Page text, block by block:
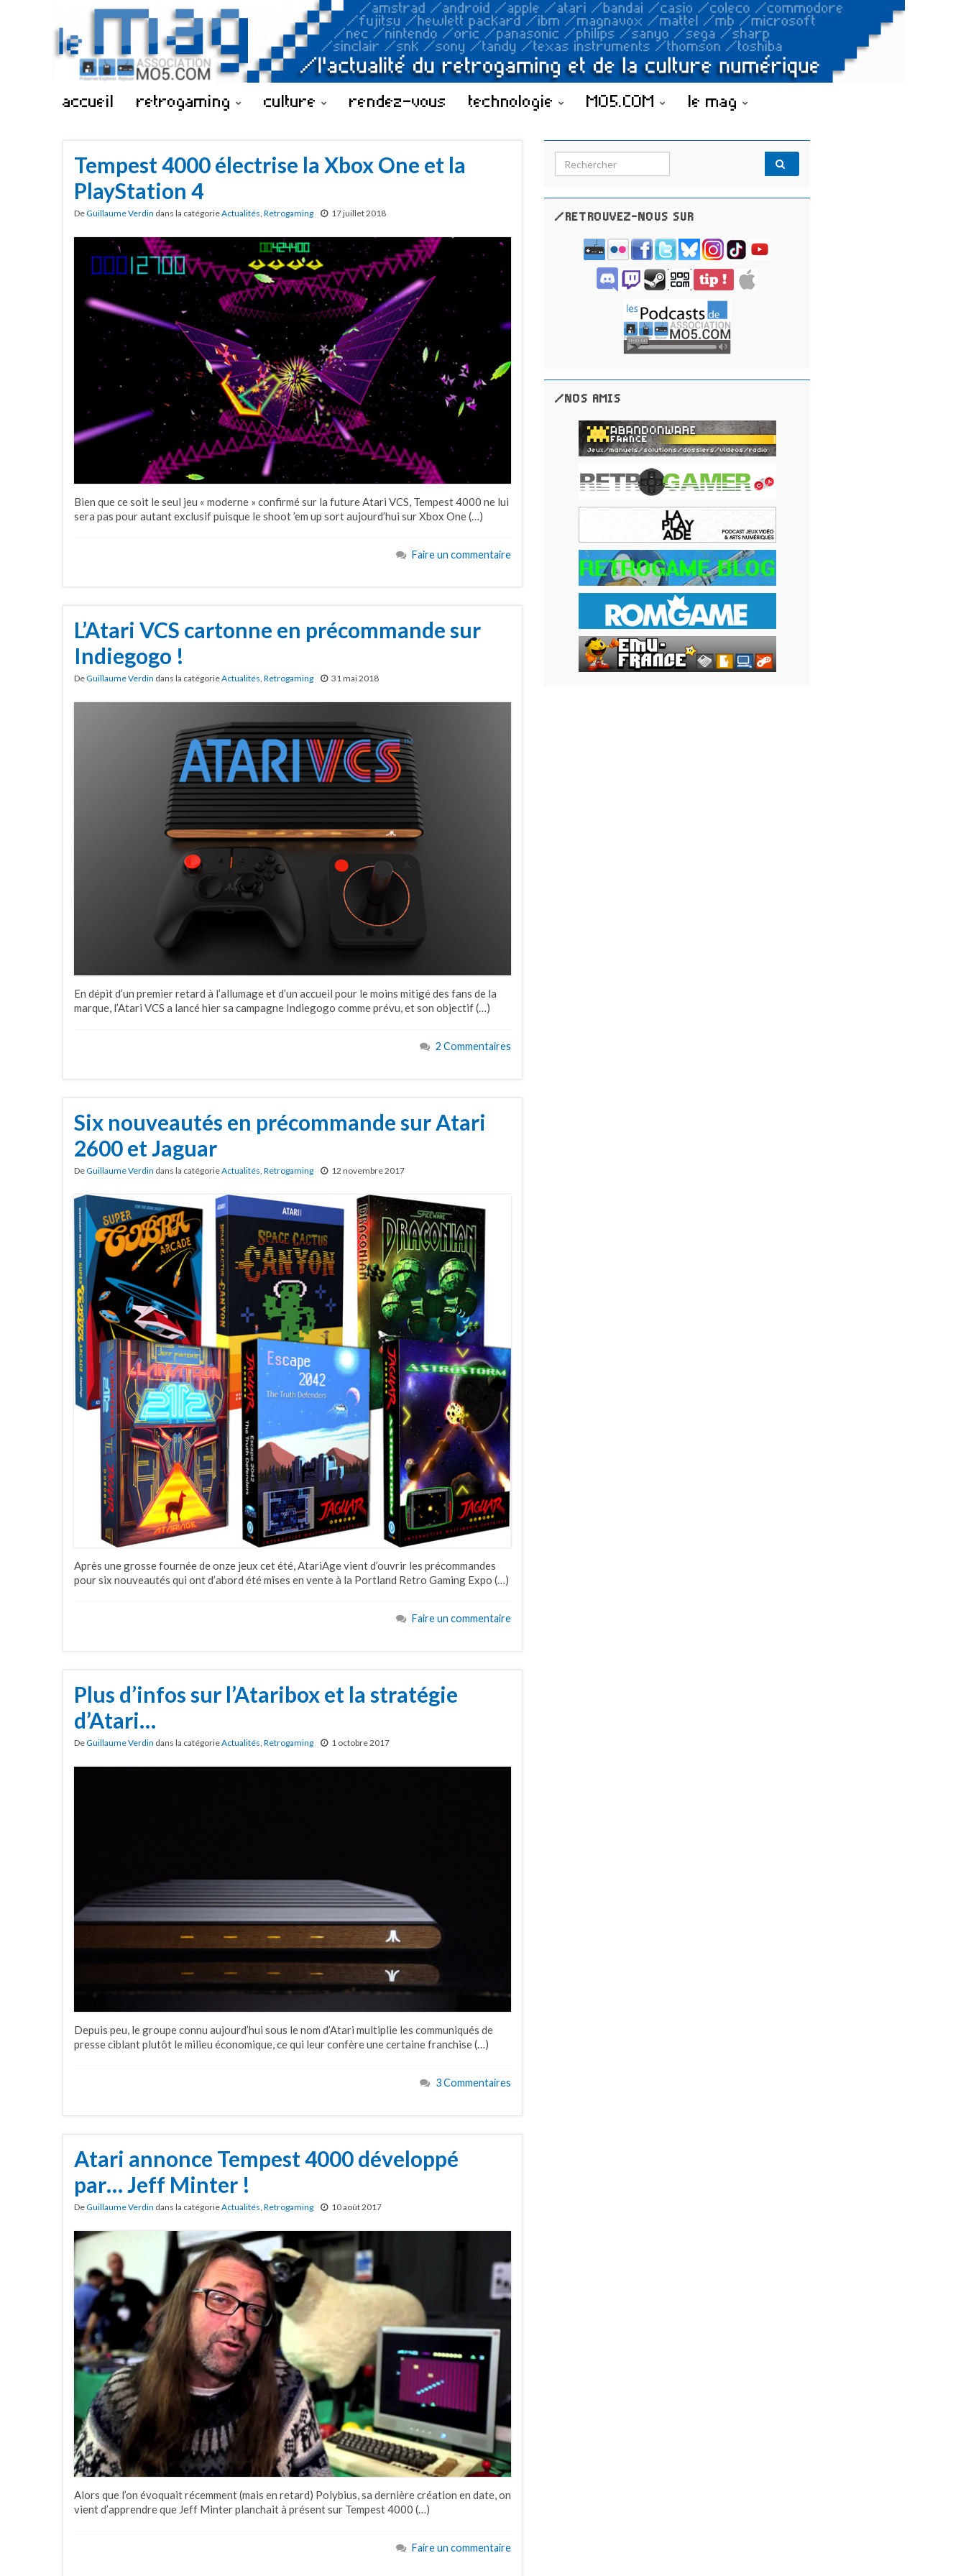
accueil retrogaming culture rendez-vous technologie MO5.COM le mag
Tempest 4000 électrise la Xbox One et la
PlayStation 4
DeGuillaume Verdin dans la catégorieActualités, Retrogaming 17 juillet 2018
Bien que ce soit le seul jeu « moderne » confirmé sur la future Atari VCS, Tempest 4000 ne lui
sera pas pour autant exclusif puisque le shoot ’em up sort aujourd’hui sur Xbox One (…)
Faire un commentaire
L’Atari VCS cartonne en précommande sur
Indiegogo !
DeGuillaume Verdin dans la catégorieActualités, Retrogaming 31 mai 2018
En dépit d’un premier retard à l’allumage et d’un accueil pour le moins mitigé des fans de la
marque, l’Atari VCS a lancé hier sa campagne Indiegogo comme prévu, et son objectif (…)
2 Commentaires
Six nouveautés en précommande sur Atari
2600 et Jaguar
DeGuillaume Verdin dans la catégorieActualités Retrogaming 12 novembre 2017
Après une grosse fournée de onze jeux cet été, AtariAge vient d’ouvrir les précommandes
pour six nouveautés qui ont d’abord été mises en vente à la Portland Retro Gaming Expo (…)
Faire un commentaire
Plus d’infos sur l’Ataribox et la stratégie
d’Atari…
DeGuillaume Verdin dans la catégorieActualités Retrogaming 1 octobre 2017
Depuis peu, le groupe connu aujourd’hui sous le nom d’Atari multiplie les communiqués de
presse ciblant plutôt le milieu économique, ce qui leur confère une certaine franchise (…)
3 Commentaires
Atari annonce Tempest 4000 développé
par… Jeff Minter !
DeGuillaume Verdin dans la catégorieActualités Retrogaming 10 août 2017
Alors que l’on évoquait récemment (mais en retard) Polybius, sa dernière création en date, on
vient d’apprendre que Jeff Minter planchait à présent sur Tempest 4000 (…)
Faire un commentaire
Search for:
/RETROUVEZ-NOUS SUR
/NOS AMIS